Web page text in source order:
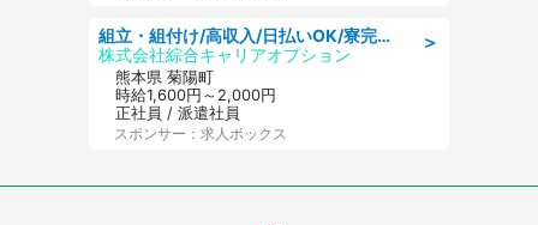
＞
組立・組付け/高収入/日払いOK/寮完備/交替制/20・30・40代活躍中
株式会社綜合キャリアオプション
熊本県 菊陽町
時給1,600円～2,000円
正社員 / 派遣社員
スポンサー：求人ボックス